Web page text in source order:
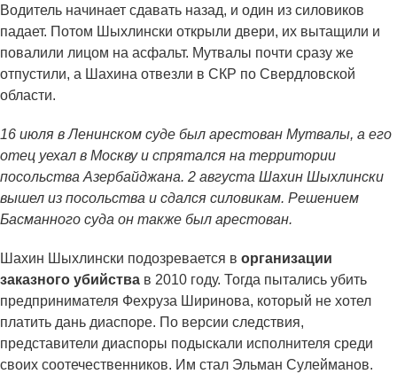
Водитель начинает сдавать назад, и один из силовиков
падает. Потом Шыхлински открыли двери, их вытащили и
повалили лицом на асфальт. Мутвалы почти сразу же
отпустили, а Шахина отвезли в СКР по Свердловской
области.
16 июля в Ленинском суде был арестован Мутвалы, а его
отец уехал в Москву и спрятался на территории
посольства Азербайджана. 2 августа Шахин Шыхлински
вышел из посольства и сдался силовикам. Решением
Басманного суда он также был арестован.
Шахин Шыхлински подозревается в организации
заказного убийства в 2010 году. Тогда пытались убить
предпринимателя Фехруза Ширинова, который не хотел
платить дань диаспоре. По версии следствия,
представители диаспоры подыскали исполнителя среди
своих соотечественников. Им стал Эльман Сулейманов.